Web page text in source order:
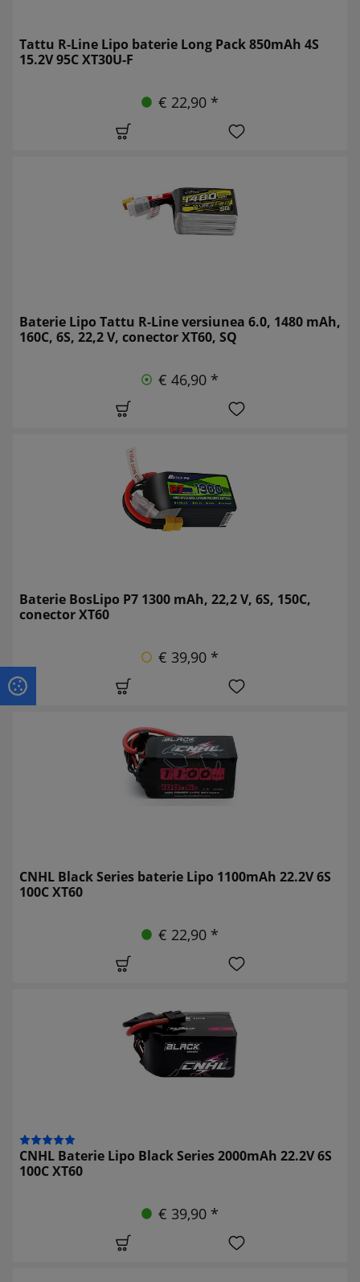
Tattu R-Line Lipo baterie Long Pack 850mAh 4S
15.2V 95C XT30U-F
€ 22,90 *
Baterie Lipo Tattu R-Line versiunea 6.0, 1480 mAh,
160C, 6S, 22,2 V, conector XT60, SQ
€ 46,90 *
Baterie BosLipo P7 1300 mAh, 22,2 V, 6S, 150C,
conector XT60
€ 39,90 *
CNHL Black Series baterie Lipo 1100mAh 22.2V 6S
100C XT60
€ 22,90 *
CNHL Baterie Lipo Black Series 2000mAh 22.2V 6S
100C XT60
€ 39,90 *